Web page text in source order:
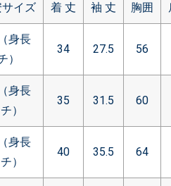
サイズ 着 丈 袖 丈 胸囲
身長
）
34 27.5 56
身長
）
35 31.5 60
身長
）
40 35.5 64